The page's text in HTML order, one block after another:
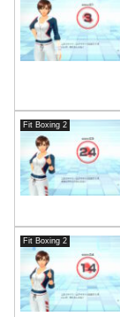
Fit Boxing 2
Fit Boxing 2